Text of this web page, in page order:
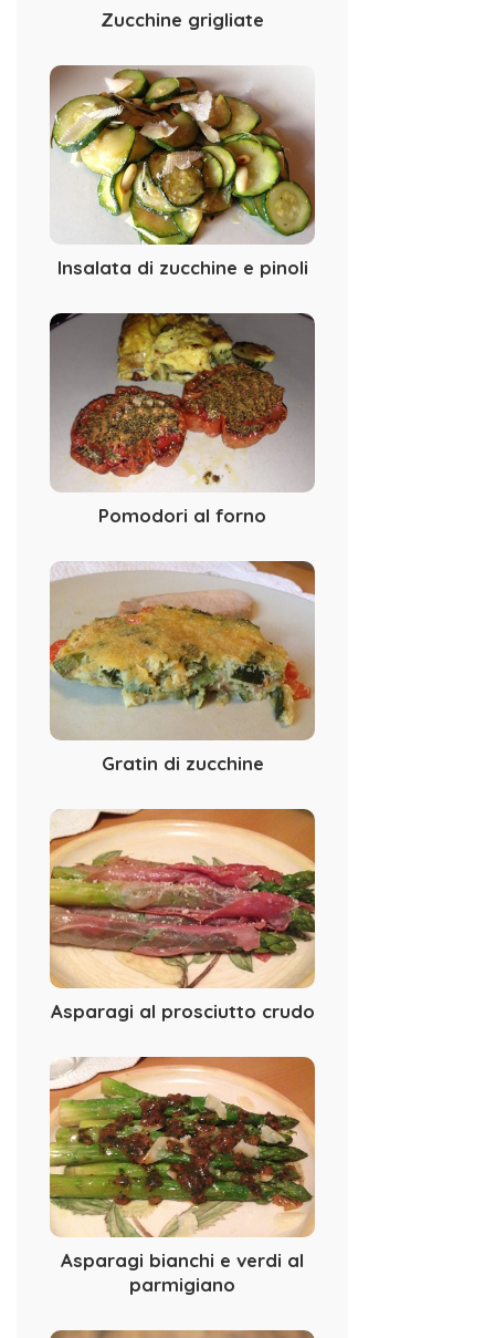
Zucchine grigliate
Insalata di zucchine e pinoli
Pomodori al forno
Gratin di zucchine
Asparagi al prosciutto crudo
Asparagi bianchi e verdi al
parmigiano